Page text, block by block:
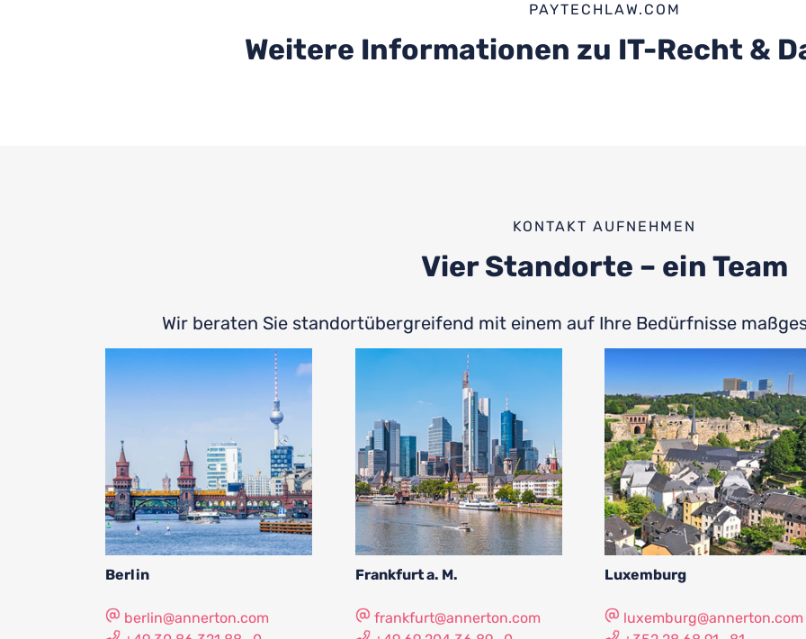
PAYTECHLAW.COM
Weitere Informationen zu IT-Recht &
KONTAKT AUFNEHMEN
Vier Standorte – ein Team
Wir beraten Sie standortübergreifend mit einem auf Ihre Bedürfnisse
Berlin
berlin@annerton.com
Frankfurt a. M.
frankfurt@annerton.com
Luxemburg
luxemburg@annerton.com